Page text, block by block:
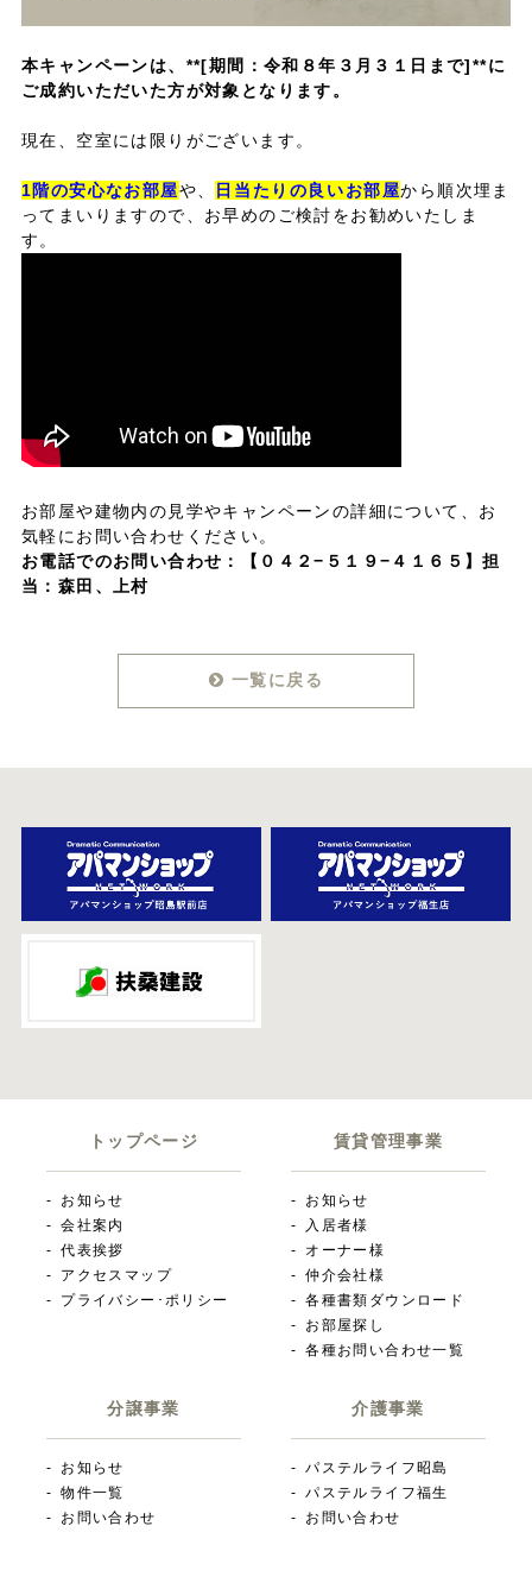
本キャンペーンは、**[期間：令和８年３月３１日まで]**に
ご成約いただいた方が対象となります。
現在、空室には限りがございます。
1階の安心なお部屋や、 日当たりの良いお部屋から順次埋ま
ってまいりますので、お早めのご検討をお勧めいたしま
す。
お部屋や建物内の見学やキャンペーンの詳細について、お
気軽にお問い合わせください。
お電話でのお問い合わせ：
【０４２−５１９−４１６５】担
当：森田、上村
一覧に戻る
トップページ
お知らせ
会社案内
代表挨拶
アクセスマップ
プライバシー･ポリシー
賃貸管理事業
お知らせ
入居者様
オーナー様
仲介会社様
各種書類ダウンロード
お部屋探し
各種お問い合わせ一覧
分譲事業
お知らせ
物件一覧
お問い合わせ
介護事業
パステルライフ昭島
パステルライフ福生
お問い合わせ